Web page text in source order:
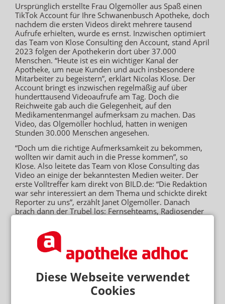
Diese Webseite verwendet
Cookies
Ursprünglich erstellte Frau Olgemöller aus Spaß einen
TikTok Account für Ihre Schwanenbusch Apotheke, doch
nachdem die ersten Videos direkt mehrere tausend
Aufrufe erhielten, wurde es ernst. Inzwischen optimiert
das Team von Klose Consulting den Account, stand April
2023 folgen der Apothekerin dort über 37.000
Menschen. “Heute ist es ein wichtiger Kanal der
Apotheke, um neue Kunden und auch insbesondere
Mitarbeiter zu begeistern”, erklärt Nicolas Klose. Der
Account bringt es inzwischen regelmäßig auf über
hunderttausend Videoaufrufe am Tag. Doch die
Reichweite gab auch die Gelegenheit, auf den
Medikamentenmangel aufmerksam zu machen. Das
Video, das Olgemöller hochlud, hatten in wenigen
Stunden 30.000 Menschen angesehen.
“Doch um die richtige Aufmerksamkeit zu bekommen,
wollten wir damit auch in die Presse kommen”, so
Klose. Also leitete das Team von Klose Consulting das
Video an einige der bekanntesten Medien weiter. Der
erste Volltreffer kam direkt von BILD.de: “Die Redaktion
war sehr interessiert an dem Thema und schickte direkt
Reporter zu uns”, erzählt Janet Olgemöller. Danach
brach dann der Trubel los: Fernsehteams, Radiosender
die daraus folgende Aufmerksamkeit und Sichtbarkeit
war gigantisch groß – wie auch die Sympathie.
“Und darum geht es im Kern: Kaum jemand in
Deutschland weiß wirklich, wie es Apothekern geht oder
wie es ist, in einer Apotheke zu arbeiten”, sagt Nicolas
Klose. Dafür müsse auch nicht jeder in die Bildzeitung,
“aber die meisten Apotheker sind praktisch unsichtbar –
und wer nicht gesehen wird, bekommt auch keinen